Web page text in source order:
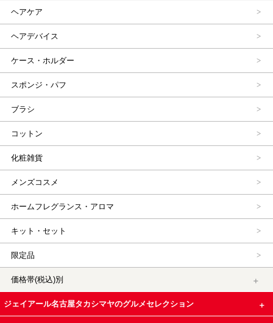
ヘアケア
ヘアデバイス
ケース・ホルダー
スポンジ・パフ
ブラシ
コットン
化粧雑貨
メンズコスメ
ホームフレグランス・アロマ
キット・セット
限定品
価格帯(税込)別
ジェイアール名古屋タカシマヤのグルメセレクション